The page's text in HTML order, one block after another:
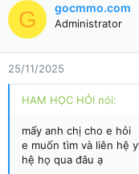
G gocmmo.com
Administrator
25/11/2025
HAM HỌC HỎI nói:
mấy anh chị cho e hỏi
e muốn tìm và liên hệ
hệ họ qua đâu ạ